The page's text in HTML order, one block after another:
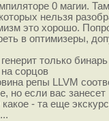
0 магии.
нельзя
это хорошо.
в оптимизеры,
только
сорцов
репы LLVM
но если вас занесет
какое - та еще